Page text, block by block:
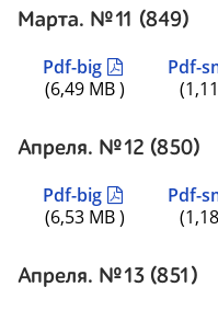
Марта. №11 (849)
Pdf-big
(6,49 MB )
Pdf-
Апреля. №12 (850)
Pdf-big
(6,53 MB )
Pdf-
Апреля. №13 (851)